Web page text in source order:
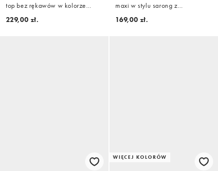
top bez rękawów w kolorze
czekoladowym, część zestawu
229,00 zł.
maxi w stylu sarong z
marszczeniem, granatowa
169,00 zł.
WIĘCEJ KOLORÓW